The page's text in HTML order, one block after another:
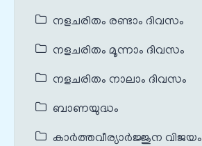
നളചരിതം രണ്ടാം ദിവസം
നളചരിതം മൂന്നാം ദിവസം
നളചരിതം നാലാം ദിവസം
ബാണയുദ്ധം
കാർത്തവീര്യാർജ്ജുന വിജയം